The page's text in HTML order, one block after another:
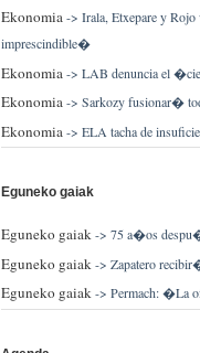
Ekonomia-> Irala, Etxepare y
imprescindible�
Ekonomia-> LAB denuncia el
Ekonomia-> Sarkozy fusionar�
Ekonomia-> ELA tacha de
Eguneko gaiak
Eguneko gaiak-> 75 a�os
Eguneko gaiak-> Zapatero
Eguneko gaiak-> Permach: �La